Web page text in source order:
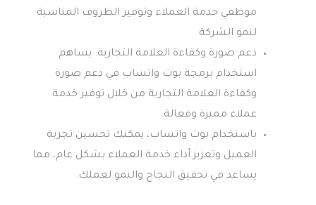
موظفي خدمة العملاء وتوفير الظروف المناسبة
لنمو الشركة.
دعم صورة وكفاءة العلامة التجارية: يساهم
استخدام برمجة بوت واتساب في دعم صورة
وكفاءة العلامة التجارية من خلال توفير خدمة
عملاء مميزة وفعالة.
باستخدام بوت واتساب، يمكنك تحسين تجربة
العميل وتعزيز أداء خدمة العملاء بشكل عام، مما
يساعد في تحقيق النجاح والنمو لعملك.